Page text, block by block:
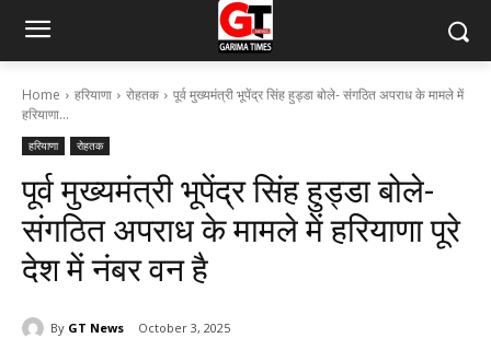
Home हरियाणा रोहतक
पूर्व मुख्यमंत्री भूपेंद्र सिंह हुड्डा बोले- संगठित अपराध के मामले में
हरियाणा...
हरियाणा रोहतक
पूर्व मुख्यमंत्री भूपेंद्र सिंह हुड्डा बोले-
संगठित अपराध के मामले में हरियाणा पूरे
देश में नंबर वन है
By GT News October 3, 2025